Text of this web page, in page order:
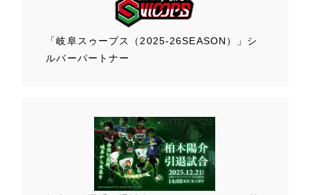
「岐阜スゥープス （2025-26SEASON）」 シ
ルバーパートナー